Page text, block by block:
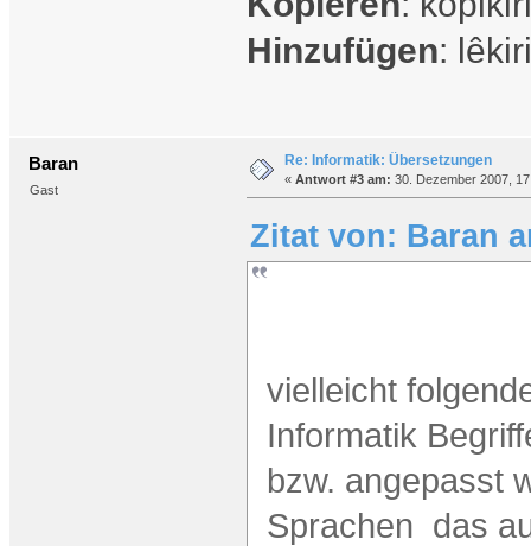
Hinzufügen:
Baran
Gast
Re: Informatik: Übersetzungen
« Antwort #3 am: 30. Dezember 2007,
Zitat von: Baran
vielleicht
Informatik
bzw. angepasst
Sprachen das